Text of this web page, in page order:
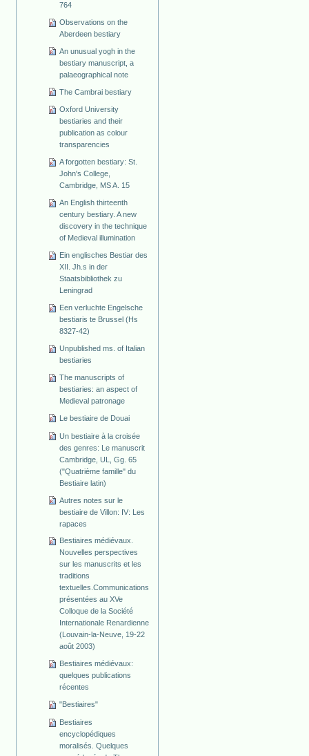
764
Observations on the
Aberdeen bestiary
An unusual yogh in the
bestiary manuscript, a
palaeographical note
The Cambrai bestiary
Oxford University
bestiaries and their
publication as colour
transparencies
A forgotten bestiary: St.
John's College,
Cambridge, MS A. 15
An English thirteenth
century bestiary. A new
discovery in the technique
of Medieval illumination
Ein englisches Bestiar des
XII. Jh.s in der
Staatsbibliothek zu
Leningrad
Een verluchte Engelsche
bestiaris te Brussel (Hs
8327-42)
Unpublished ms. of Italian
bestiaries
The manuscripts of
bestiaries: an aspect of
Medieval patronage
Le bestiaire de Douai
Un bestiaire à la croisée
des genres: Le manuscrit
Cambridge, UL, Gg. 65
("Quatrième famille" du
Bestiaire latin)
Autres notes sur le
bestiaire de Villon: IV: Les
rapaces
Bestiaires médiévaux.
Nouvelles perspectives
sur les manuscrits et les
traditions
textuelles.Communications
présentées au XVe
Colloque de la Société
Internationale Renardienne
(Louvain-la-Neuve, 19-22
août 2003)
Bestiaires médiévaux:
quelques publications
récentes
"Bestiaires"
Bestiaires
encyclopédiques
moralisés. Quelques